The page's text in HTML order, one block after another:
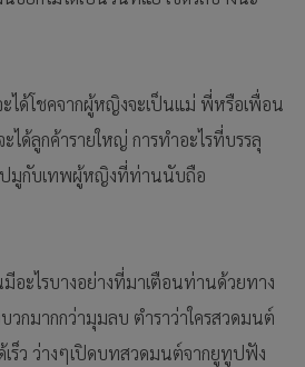
ได้โชคจากผู้หญิงจะเป็นแม่ พี่หรือเพื่อน
ได้ลูกค้ารายใหญ่ การทำอะไรที่บรรลุ
ปมูกับเทพผู้หญิงที่ท่านนับถือ
อะไรบางอย่างที่มาเตือนท่านด้วยทาง
กมากกว่ามุมลบ ตำราว่าใครสวดมนต์
เร็ว ว่างๆเปิดบทสวดมนต์จากยูทูปฟัง